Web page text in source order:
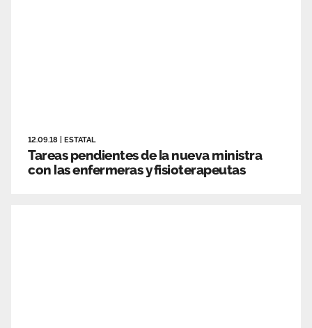
12.09.18 ESTATAL
Tareas pendientes de la nueva ministra
con las enfermeras y fisioterapeutas